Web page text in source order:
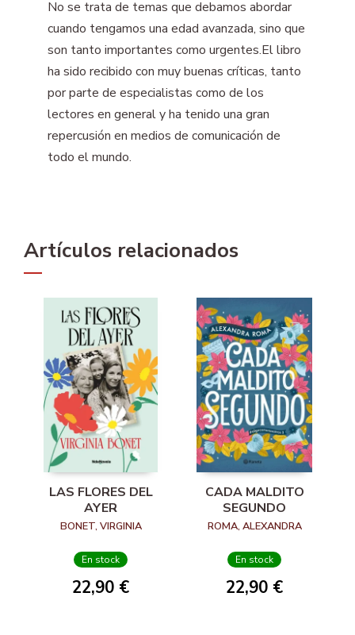
No se trata de temas que debamos abordar
cuando tengamos una edad avanzada, sino que
son tanto importantes como urgentes.El libro
ha sido recibido con muy buenas críticas, tanto
por parte de especialistas como de los
lectores en general y ha tenido una gran
repercusión en medios de comunicación de
todo el mundo.
Artículos relacionados
LAS FLORES DEL
AYER
BONET, VIRGINIA
En stock
22,90 €
CADA MALDITO
SEGUNDO
ROMA, ALEXANDRA
En stock
22,90 €